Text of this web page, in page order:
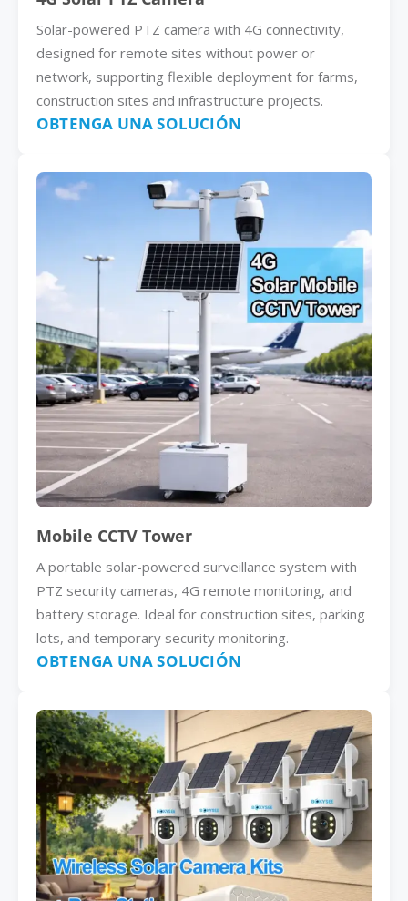
Solar-powered PTZ camera with 4G connectivity,
designed for remote sites without power or
network, supporting flexible deployment for farms,
construction sites and infrastructure projects.
OBTENGA UNA SOLUCIÓN
Mobile CCTV Tower
A portable solar-powered surveillance system with
PTZ security cameras, 4G remote monitoring, and
battery storage. Ideal for construction sites, parking
lots, and temporary security monitoring.
OBTENGA UNA SOLUCIÓN